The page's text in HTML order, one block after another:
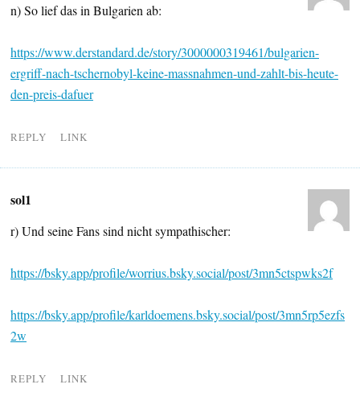
n) So lief das in Bulgarien ab:
https://www.derstandard.de/story/3000000319461/bulgarien-
ergriff-nach-tschernobyl-keine-massnahmen-und-zahlt-bis-heute-
den-preis-dafuer
REPLY LINK
sol1
r) Und seine Fans sind nicht sympathischer:
https://bsky.app/profile/worrius.bsky.social/post/3mn5ctspwks2f
https://bsky.app/profile/karldoemens.bsky.social/post/3mn5rp5ezfs
2w
REPLY LINK